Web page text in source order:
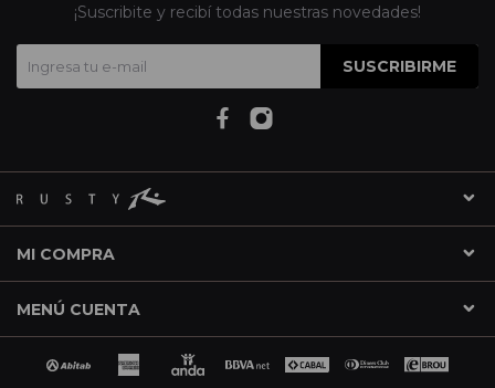
MI COMPRA
MENÚ CUENTA
¡Suscribite y recibí todas nuestras novedades!
SUSCRIBIRME